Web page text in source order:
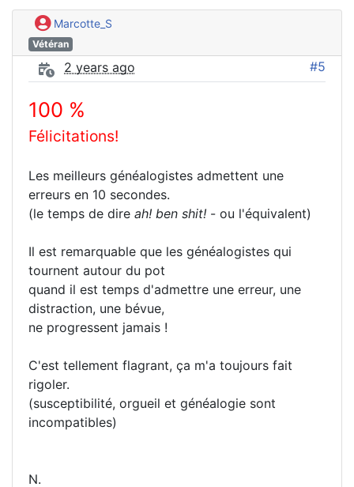
Marcotte_S
Vétéran
2 years ago #5
100 %
Félicitations!
Les meilleurs généalogistes admettent une
erreurs en 10 secondes.
(le temps de dire ah! ben shit! - ou l'équivalent)
Il est remarquable que les généalogistes qui
tournent autour du pot
quand il est temps d'admettre une erreur, une
distraction, une bévue,
ne progressent jamais !
C'est tellement flagrant, ça m'a toujours fait
rigoler.
(susceptibilité, orgueil et généalogie sont
incompatibles)
N.